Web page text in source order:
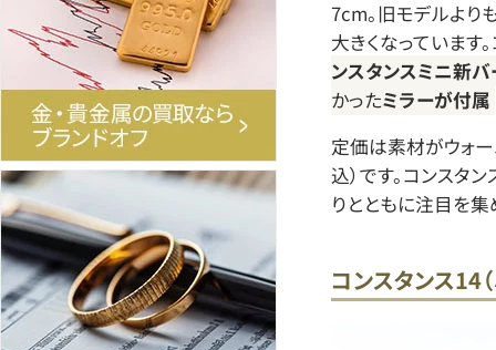
7cm。旧モデルより
大きくなっています
ンスタンスミニ新
かったミラーが付属
定価は素材がウォ
込）です。コンスタ
りとともに注目を集
コンスタンス14（